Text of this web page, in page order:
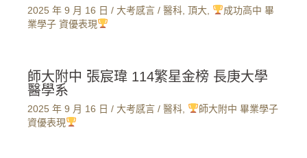
2025 年 9 月 16 日 / 大考感言 / 醫科 頂大
成功高中 畢
業學子 資優表現
師大附中 張宸瑋 114繁星金榜 長庚大學
醫學系
2025 年 9 月 16 日 / 大考感言 / 醫科
師大附中 畢業學子
資優表現